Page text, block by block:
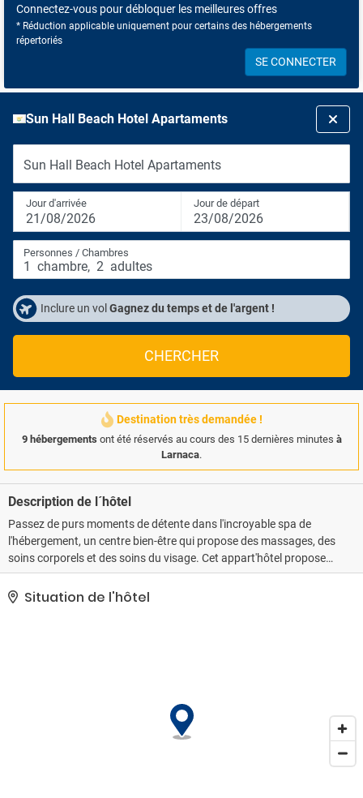
Connectez-vous pour débloquer les meilleures offres
* Réduction applicable uniquement pour certains des hébergements
répertoriés
SE CONNECTER
Sun Hall Beach Hotel Apartaments
Sun Hall Beach Hotel Apartaments
Jour d'arrivée
21/08/2026
Jour de départ
23/08/2026
Personnes / Chambres
1 chambre, 2 adultes
Inclure un vol Gagnez du temps et de l'argent !
CHERCHER
Destination très demandée !
9 hébergements ont été réservés au cours des 15 dernières minutes à
Larnaca.
Description de l´hôtel
Passez de purs moments de détente dans l'incroyable spa de
l'hébergement, un centre bien-être qui propose des massages, des
soins corporels et des soins du visage. Cet appart'hôtel propose
également l'accès Wi-Fi à Internet gratuit, un salon de coiffure et
des magasins.. Les équipements et services proposés incluent
Situation de l'hôtel